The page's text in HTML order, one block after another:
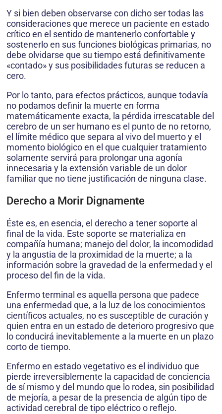
Y si bien deben observarse con dicho ser todas las
consideraciones que merece un paciente en estado
crítico en el sentido de mantenerlo confortable y
sostenerlo en sus funciones biológicas primarias, no
debe olvidarse que su tiempo está definitivamente
«contado» y sus posibilidades futuras se reducen a
cero.
Por lo tanto, para efectos prácticos, aunque todavía
no podamos definir la muerte en forma
matemáticamente exacta, la pérdida irrescatable del
cerebro de un ser humano es el punto de no retorno,
el límite médico que separa al vivo del muerto y el
momento biológico en el que cualquier tratamiento
solamente servirá para prolongar una agonía
innecesaria y la extensión variable de un dolor
familiar que no tiene justificación de ninguna clase.
Derecho a Morir Dignamente
Éste es, en esencia, el derecho a tener soporte al
final de la vida. Este soporte se materializa en
compañía humana; manejo del dolor, la incomodidad
y la angustia de la proximidad de la muerte; a la
información sobre la gravedad de la enfermedad y el
proceso del fin de la vida.
Enfermo terminal es aquella persona que padece
una enfermedad que, a la luz de los conocimientos
científicos actuales, no es susceptible de curación y
quien entra en un estado de deterioro progresivo que
lo conducirá inevitablemente a la muerte en un plazo
corto de tiempo.
Enfermo en estado vegetativo es el individuo que
pierde irreversiblemente la capacidad de conciencia
de sí mismo y del mundo que lo rodea, sin posibilidad
de mejoría, a pesar de la presencia de algún tipo de
actividad cerebral de tipo eléctrico o reflejo.